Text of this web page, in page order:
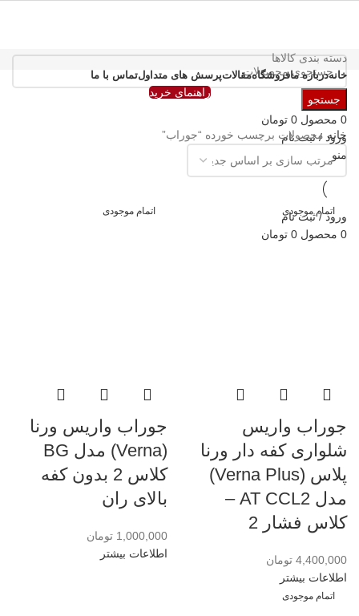
جستجو
0 محصول 0 تومان
ورود / ثبت نام
منو
ورود / ثبت نام
0 محصول 0 تومان
دسته بندی کالاها
خانهدرباره مافروشگاهمقالاتپرسش های متداولتماس با ما
راهنمای خرید
خانه محصولات برچسب خورده “جوراب”
اتمام موجودی
جوراب واریس
شلواری کفه دار ورنا
پلاس (Verna Plus)
مدل AT CCL2 –
کلاس فشار 2
4,400,000 تومان
اطلاعات بیشتر
اتمام موجودی
جوراب واریس ورنا
(Verna) مدل BG
کلاس 2 بدون کفه
بالای ران
1,000,000 تومان
اطلاعات بیشتر
اتمام موجودی